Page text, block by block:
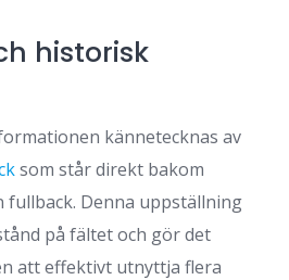
historisk
kännetecknas av
som står direkt bakom
fullback. Denna uppställning
på fältet och gör det
att effektivt utnyttja flera